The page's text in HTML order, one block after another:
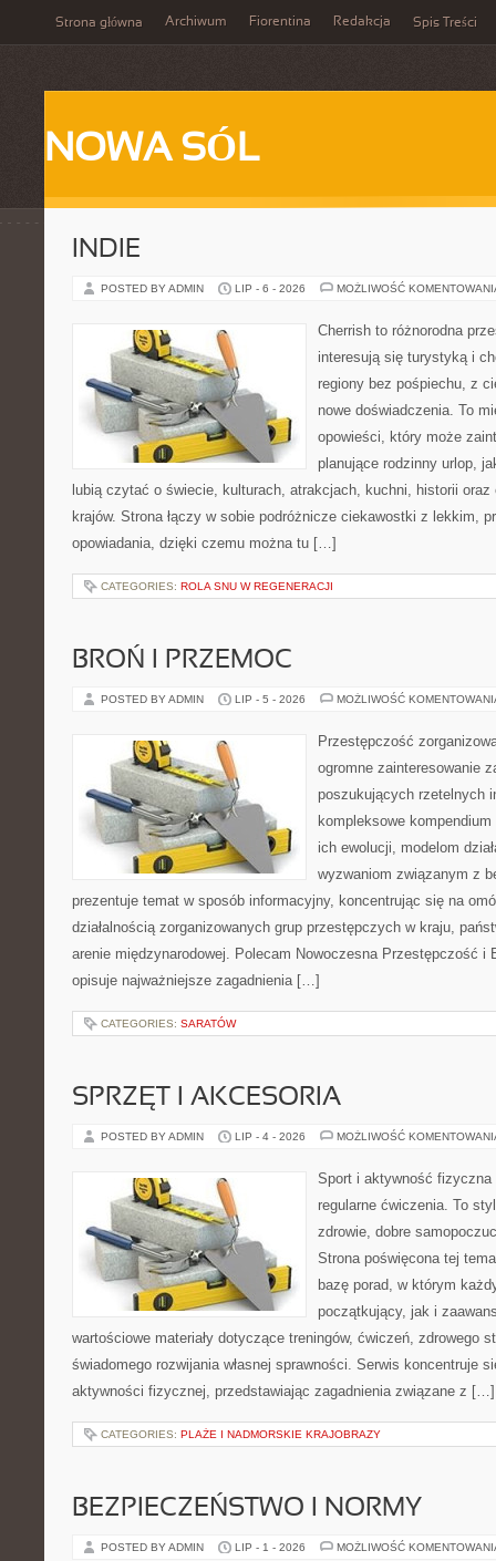
Strona główna Archiwum Fiorentina Redakcja Spis Treści
NOWA SÓL
INDIE
POSTED BY ADMIN LIP - 6 - 2026 MOŻLIWOŚĆ
Cherrish to różnorodna
interesują się turystyką i
regiony bez pośpiechu, z
nowe doświadczenia. To
opowieści, który może
planujące rodzinny urlop,
lubią czytać o świecie, kulturach, atrakcjach, kuchni, historii
krajów. Strona łączy w sobie podróżnicze ciekawostki z lekkim,
opowiadania, dzięki czemu można tu […]
CATEGORIES: ROLA SNU W REGENERACJI
BROŃ I PRZEMOC
POSTED BY ADMIN LIP - 5 - 2026 MOŻLIWOŚĆ
Przestępczość
ogromne zainteresowanie
poszukujących rzetelnych
kompleksowe
ich ewolucji, modelom
wyzwaniom związanym z
prezentuje temat w sposób informacyjny, koncentrując się na
działalnością zorganizowanych grup przestępczych w kraju,
arenie międzynarodowej. Polecam Nowoczesna Przestępczość i
opisuje najważniejsze zagadnienia […]
CATEGORIES: SARATÓW
SPRZĘT I AKCESORIA
POSTED BY ADMIN LIP - 4 - 2026 MOŻLIWOŚĆ
Sport i aktywność
regularne ćwiczenia. To
zdrowie, dobre
Strona poświęcona tej
bazę porad, w którym
początkujący, jak i
wartościowe materiały dotyczące treningów, ćwiczeń, zdrowego
świadomego rozwijania własnej sprawności. Serwis koncentruje
aktywności fizycznej, przedstawiając zagadnienia związane z […]
CATEGORIES: PLAŻE I NADMORSKIE KRAJOBRAZY
BEZPIECZEŃSTWO I NORMY
POSTED BY ADMIN LIP - 1 - 2026 MOŻLIWOŚĆ